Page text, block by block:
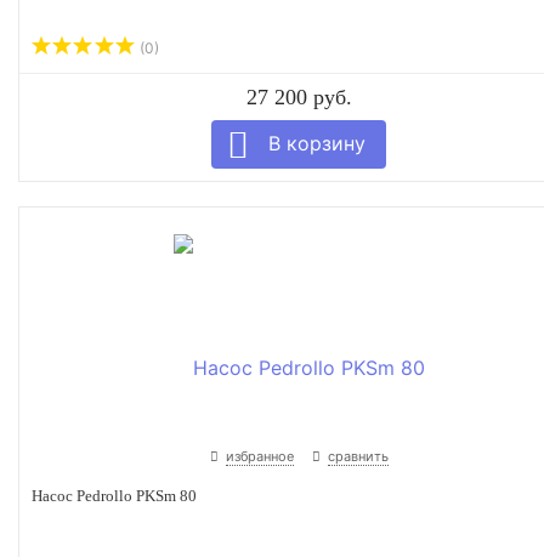
(0)
27 200 руб.
избранное сравнить
Насос Pedrollo PKSm 80